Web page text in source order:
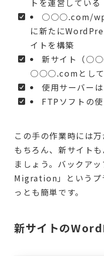
トを運営している
○○○.com/wp
に新たに
イトを構築
新サイト（
○○○.comとして
使用サーバー
FTPソフトの
この手の作業時には
もちろん、新サイト
ましょう。バックア
Migration」というプ
っとも簡単です。
新サイトの